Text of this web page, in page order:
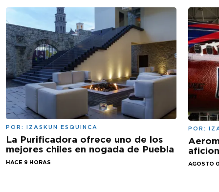
POR: IZASKUN ESQUINCA
La Purificadora ofrece uno de los
mejores chiles en nogada de Puebla
HACE 9 HORAS
POR:
AGOSTO